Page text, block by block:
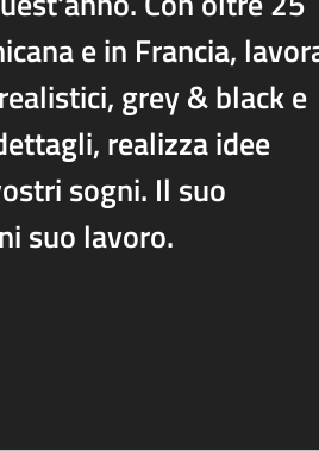
e in Francia,
grey & black e
realizza idee
sogni. Il suo
suo lavoro.